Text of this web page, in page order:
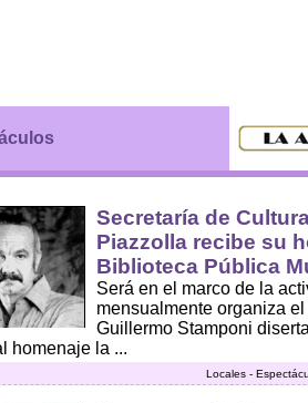
Secretaría de
Piazzolla recibe su
Biblioteca Pública
Será en el marco de la
mensualmente organiza
Guillermo Stamponi
homenaje la ...
Locales -